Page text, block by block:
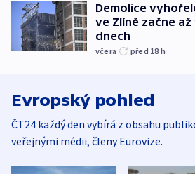
Demolice
ve Zlíně začne
dnech
včera před 18 h
Evropský pohled
ČT24 každý den vybírá z obsahu
veřejnými médii, členy Eurovize.